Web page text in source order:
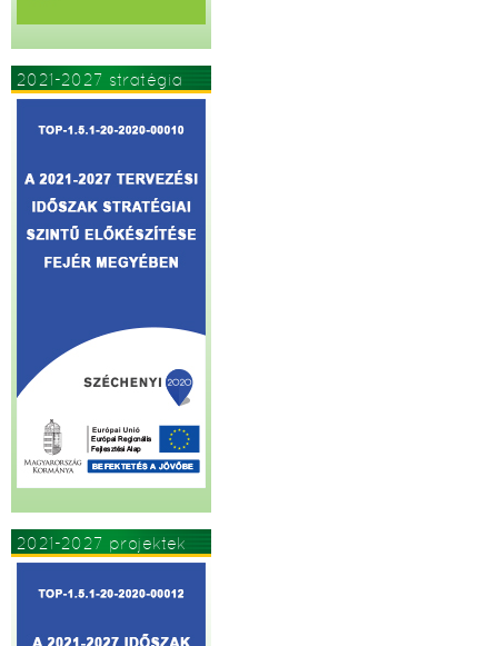
2021-2027 stratégia
2021-2027 projektek